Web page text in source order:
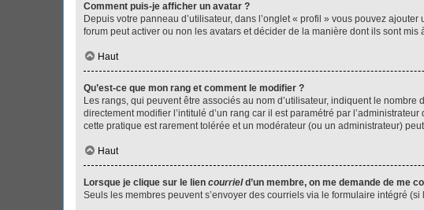
Comment puis-je afficher un avatar ?
Depuis votre panneau d’utilisateur, dans l’onglet « profil » vous pouvez
forum peut activer ou non les avatars et décider de la manière dont ils sont
Haut
Qu’est-ce que mon rang et comment le modifier ?
Les rangs, qui peuvent être associés au nom d’utilisateur, indiquent le
directement modifier l’intitulé d’un rang car il est paramétré par
cette pratique est rarement tolérée et un modérateur (ou un administrateur)
Haut
Lorsque je clique sur le lien courrield’un membre, on me demande de me
Seuls les membres peuvent s’envoyer des courriels via le formulaire intégré